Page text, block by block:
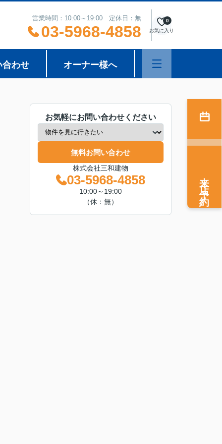
営業時間：10:00～19:00 定休日：無
03-5968-4858 お気に入り
0
合わせ オーナー様へ
お気軽にお問い合わせください
無料お問い合わせ
株式会社三和建物
03-5968-4858
10:00～19:00
（休：無）
来店予約